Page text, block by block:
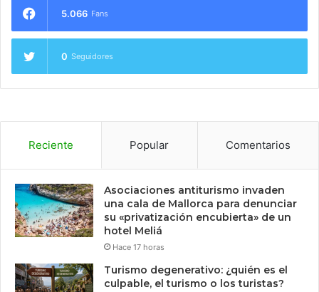
5.066 Fans
0 Seguidores
Reciente Popular Comentarios
Asociaciones antiturismo invaden
una cala de Mallorca para denunciar
su «privatización encubierta» de un
hotel Meliá
Hace 17 horas
Turismo degenerativo: ¿quién es el
culpable, el turismo o los turistas?